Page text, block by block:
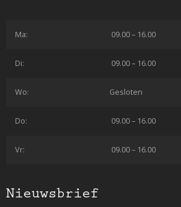
Ma: 09.00 – 16.00
Di: 09.00 – 16.00
Wo: Gesloten
Do: 09.00 – 16.00
Vr: 09.00 – 16.00
Nieuwsbrief